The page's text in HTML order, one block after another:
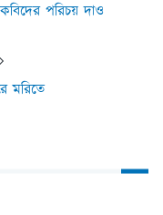
পরিচয় দাও
মরিতে